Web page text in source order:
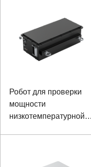
Робот для проверки
мощности
низкотемпературной